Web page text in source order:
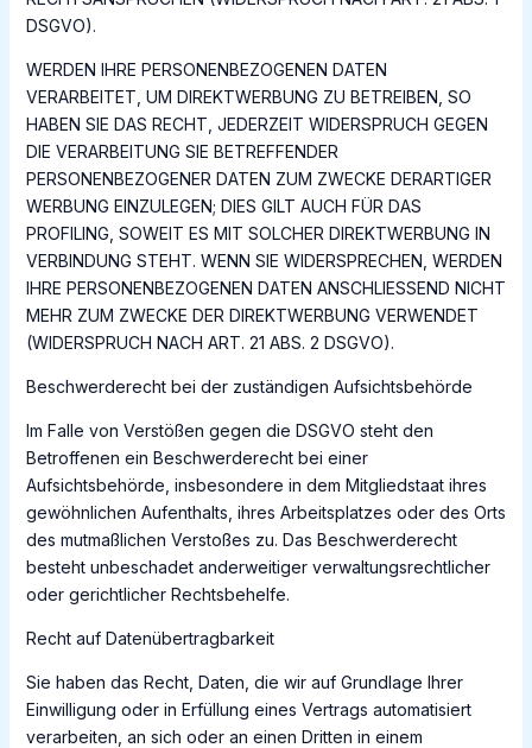
DSGVO).
WERDEN IHRE PERSONENBEZOGENEN DATEN
VERARBEITET, UM DIREKTWERBUNG ZU BETREIBEN, SO
HABEN SIE DAS RECHT, JEDERZEIT WIDERSPRUCH GEGEN
DIE VERARBEITUNG SIE BETREFFENDER
PERSONENBEZOGENER DATEN ZUM ZWECKE DERARTIGER
WERBUNG EINZULEGEN; DIES GILT AUCH FÜR DAS
PROFILING, SOWEIT ES MIT SOLCHER DIREKTWERBUNG IN
VERBINDUNG STEHT. WENN SIE WIDERSPRECHEN, WERDEN
IHRE PERSONENBEZOGENEN DATEN ANSCHLIESSEND NICHT
MEHR ZUM ZWECKE DER DIREKTWERBUNG VERWENDET
(WIDERSPRUCH NACH ART. 21 ABS. 2 DSGVO).
Beschwerderecht bei der zuständigen Aufsichtsbehörde
Im Falle von Verstößen gegen die DSGVO steht den
Betroffenen ein Beschwerderecht bei einer
Aufsichtsbehörde, insbesondere in dem Mitgliedstaat ihres
gewöhnlichen Aufenthalts, ihres Arbeitsplatzes oder des Orts
des mutmaßlichen Verstoßes zu. Das Beschwerderecht
besteht unbeschadet anderweitiger verwaltungsrechtlicher
oder gerichtlicher Rechtsbehelfe.
Recht auf Datenübertragbarkeit
Sie haben das Recht, Daten, die wir auf Grundlage Ihrer
Einwilligung oder in Erfüllung eines Vertrags automatisiert
verarbeiten, an sich oder an einen Dritten in einem